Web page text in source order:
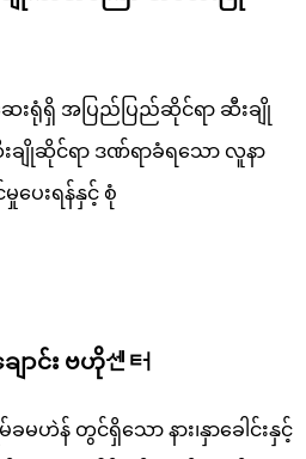
ဆေးရုံရှိ အပြည်ပြည်ဆိုင်ရာ ဆီးချို
ချိုဆိုင်ရာ ဒဏ်ရာခံရသော လူနာ
ပေးရန်နှင့် စုံ
ောင်း ဗဟို센터
န် တွင်ရှိသော နား၊နှာခေါင်းနှင့်